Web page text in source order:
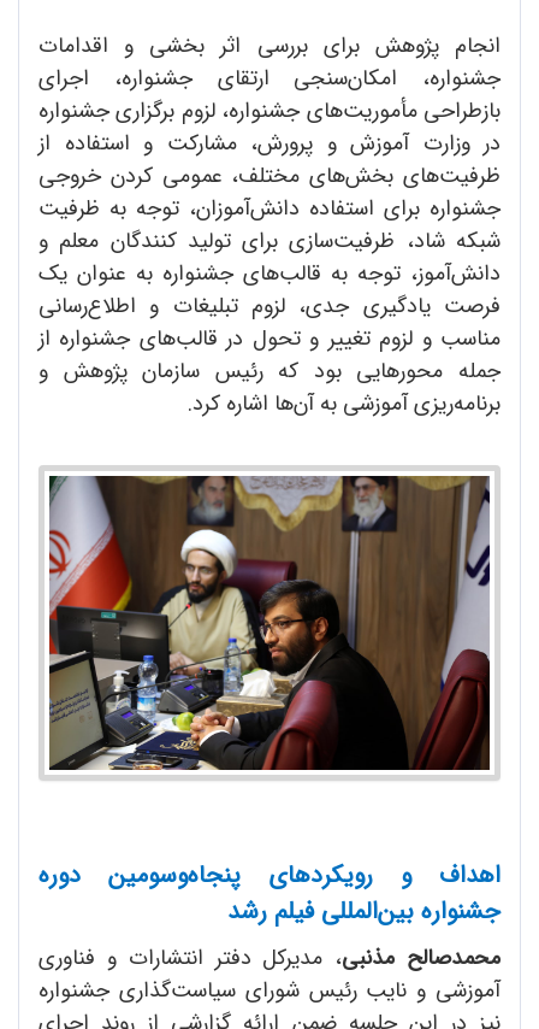
انجام پژوهش برای بررسی اثر بخشی و اقدامات
جشنواره، امکان‌سنجی ارتقای جشنواره، اجرای
بازطراحی مأموریت‌‌های جشنواره، لزوم برگزاری جشنواره
در وزارت آموزش و پرورش، مشارکت و استفاده از
ظرفیت‌های بخش‌های مختلف، عمومی کردن خروجی
جشنواره برای استفاده دانش‌آموزان، توجه به ظرفیت
شبکه شاد، ظرفیت‌سازی برای تولید کنندگان معلم و
دانش‌آموز، توجه به قالب‌های جشنواره به عنوان یک
فرصت یادگیری جدی، لزوم تبلیغات و اطلاع‌رسانی
مناسب و لزوم تغییر و تحول در قالب‌های جشنواره از
جمله محورهایی بود که رئیس سازمان پژوهش و
برنامه‌ریزی آموزشی به آن‌ها اشاره کرد.
اهداف و رویکردهای پنجاه‌وسومین دوره
جشنواره بین‌المللی فیلم رشد
محمدصالح مذنبی، مدیرکل دفتر انتشارات و فناوری
آموزشی و نایب رئیس شورای سیاست‌گذاری جشنواره